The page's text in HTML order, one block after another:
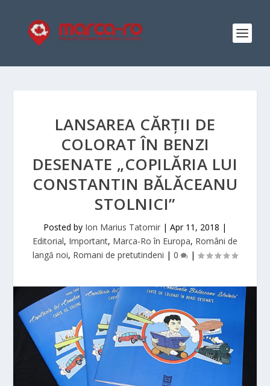
LANSAREA CĂRȚII DE
COLORAT ÎN BENZI
DESENATE „COPILĂRIA LUI
CONSTANTIN BĂLĂCEANU
STOLNICI”
Posted by Ion Marius Tatomir | Apr 11, 2018 |
Editorial, Important, Marca-Ro în Europa, Români de
langă noi, Romani de pretutindeni | 0 |